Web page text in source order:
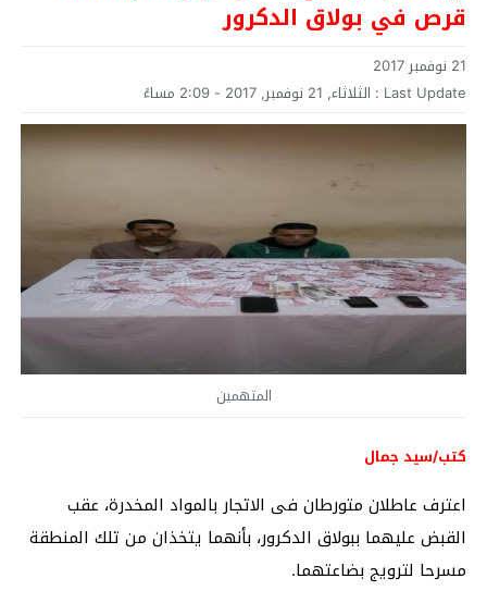
قرص في بولاق الدكرور
21 نوفمبر 2017
Last Update : الثلاثاء, 21 نوفمبر, 2017 - 2:09 مساءً
المتهمين
كتب/سيد جمال
اعترف عاطلان متورطان فى الاتجار بالمواد المخدرة، عقب
القبض عليهما ببولاق الدكرور، بأنهما يتخذان من تلك المنطقة
مسرحا لترويج بضاعتهما.